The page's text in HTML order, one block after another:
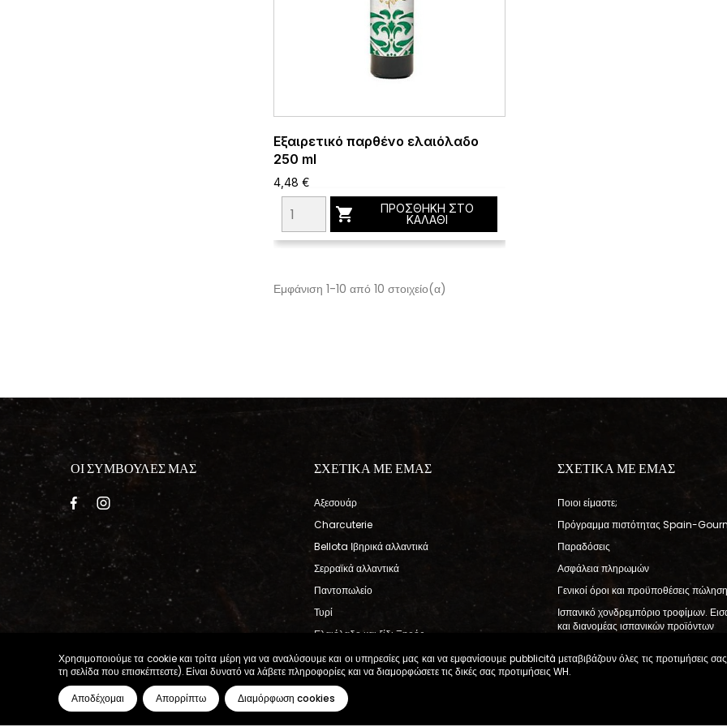
Χρησιμοποιούμε τα cookie και τρίτα μέρη για να αναλύσουμε και οι υπηρεσίες μας και να εμφανίσουμε pubblicità μεταβιβάζουν όλες τις προτιμήσεις
τη σελίδα που επισκέπτεστε). Είναι δυνατό να λάβετε πληροφορίες και να διαμορφώσετε τις δικές σας προτιμήσεις WH.
Αποδέχομαι Απορρίπτω Διαμόρφωση cookies
Εξαιρετικό παρθένο ελαιόλαδο
250 ml
4,48 €

ΠΡΟΣΘΉΚΗ ΣΤΟ
ΚΑΛΆΘΙ
Εμφάνιση 1-10 από 10 στοιχείο(α)
ΟΙ ΣΥΜΒΟΥΛΕΣ ΜΑΣ ΣΧΕΤΙΚΑ ΜΕ ΕΜΑΣ
Αξεσουάρ
Charcuterie
Bellota Ιβηρικά αλλαντικά
Σερραϊκά αλλαντικά
Παντοπωλείο
Τυρί
Ελαιόλαδο και ξίδι Ξηρός
Ιβηρικό ζαμπόν
Κρασί
ΣΧΕΤΙΚΑ ΜΕ ΕΜΑΣ
Ποιοι είμαστε;
Πρόγραμμα πιστότητας Spain-
Παραδόσεις
Ασφάλεια πληρωμών
Γενικοί όροι και προϋποθέσεις
Ισπανικό χονδρεμπόριο τροφίμων.
και διανομέας ισπανικών προϊόντων